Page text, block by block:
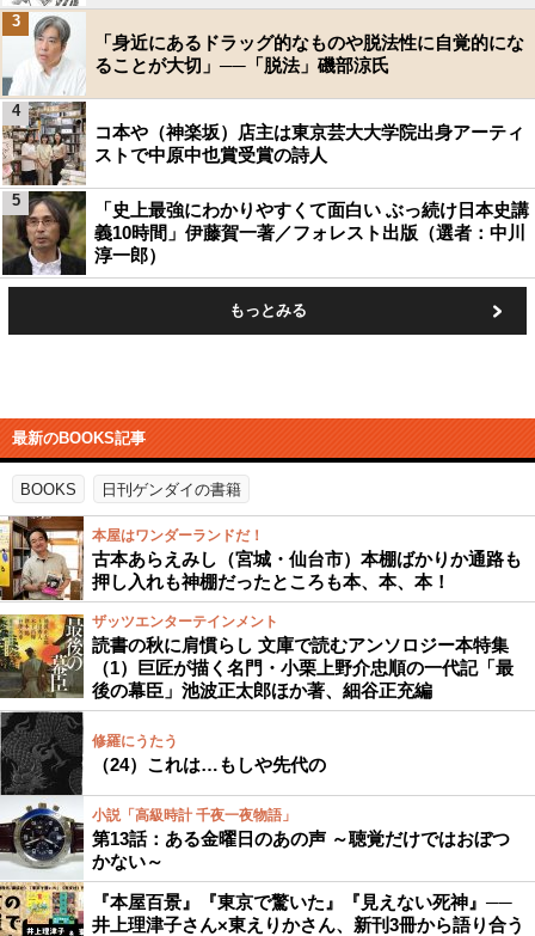
「身近にあるドラッグ的なものや脱法性に自覚的にな
ることが大切」──「脱法」磯部涼氏
3
コ本や（神楽坂）店主は東京芸大大学院出身アーティ
ストで中原中也賞受賞の詩人
4
「史上最強にわかりやすくて面白い ぶっ続け日本史講
義10時間」伊藤賀一著／フォレスト出版（選者：中川
淳一郎）
5
もっとみる
最新のBOOKS記事
BOOKS 日刊ゲンダイの書籍
本屋はワンダーランドだ！
古本あらえみし（宮城・仙台市）本棚ばかりか通路も
押し入れも神棚だったところも本、本、本！
ザッツエンターテインメント
読書の秋に肩慣らし 文庫で読むアンソロジー本特集
（1）巨匠が描く名門・小栗上野介忠順の一代記「最
後の幕臣」池波正太郎ほか著、細谷正充編
修羅にうたう
（24）これは…もしや先代の
小説「高級時計 千夜一夜物語」
第13話：ある金曜日のあの声 ～聴覚だけではおぼつ
かない～
『本屋百景』『東京で驚いた』『見えない死神』──
井上理津子さん×東えりかさん、新刊3冊から語り合う